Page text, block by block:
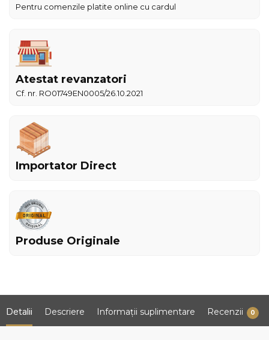
Pentru comenzile platite online cu cardul
Atestat revanzatori
Cf. nr. RO01749EN0005/26.10.2021
Importator Direct
Produse Originale
Detalii Descriere Informații suplimentare Recenzii 0